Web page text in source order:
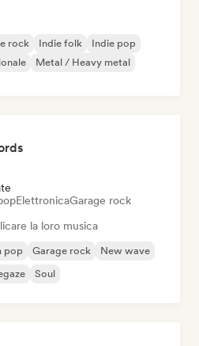
rock Indie folk
Indie pop
Metal / Heavy metal
ElettronicaGarage rock
la loro musica
pop Garage rock
New wave
Soul